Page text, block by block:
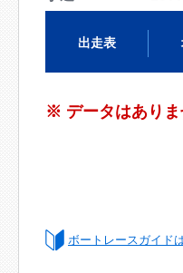
出走表
※ データはありま
ボートレースガイド